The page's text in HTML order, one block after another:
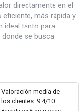
directamente en el
eficiente, más rápida y
ideal tanto para
se busca
Valoración media de
los clientes: 9.4/10